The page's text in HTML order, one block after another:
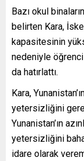
Bazı okul
belirten Kara,
kapasitesinin
nedeniyle
da hatırlattı.
Kara,
yetersizliğini
Yunanistan’ın
yetersizliğini
idare olarak